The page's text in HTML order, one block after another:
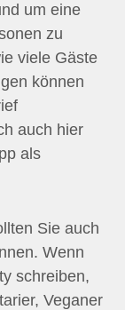
um eine
zu
viele Gäste
können
auch hier
als
Sie auch
Wenn
schreiben,
Veganer